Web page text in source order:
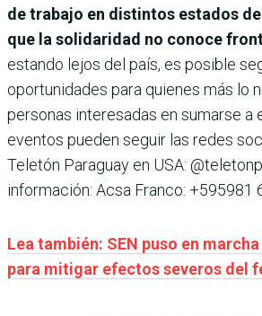
de trabajo en distintos estados
que la solidaridad no conoce
estando lejos del país, es posible
oportunidades para quienes más lo
personas interesadas en sumarse a
eventos pueden seguir las redes
Teletón Paraguay en USA:
información: Acsa Franco: +595981
Lea también: SEN puso en
para mitigar efectos severos del